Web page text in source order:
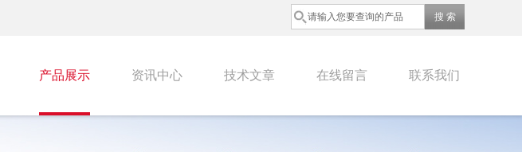
产品展示 资讯中心 技术文章 在线留言 联系我们